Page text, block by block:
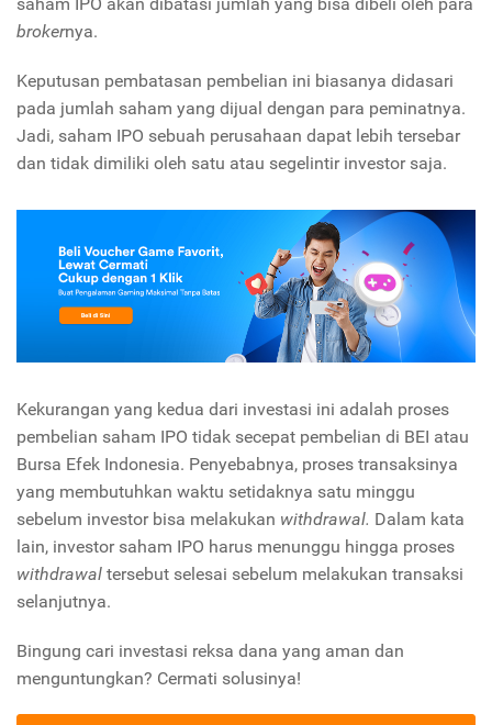
brokernya.
Keputusan pembatasan pembelian ini biasanya didasari
pada jumlah saham yang dijual dengan para peminatnya.
Jadi, saham IPO sebuah perusahaan dapat lebih tersebar
dan tidak dimiliki oleh satu atau segelintir investor saja.
Kekurangan yang kedua dari investasi ini adalah proses
pembelian saham IPO tidak secepat pembelian di BEI atau
Bursa Efek Indonesia. Penyebabnya, proses transaksinya
yang membutuhkan waktu setidaknya satu minggu
sebelum investor bisa melakukan withdrawal. Dalam kata
lain, investor saham IPO harus menunggu hingga proses
withdrawal tersebut selesai sebelum melakukan transaksi
selanjutnya.
Bingung cari investasi reksa dana yang aman dan
menguntungkan? Cermati solusinya!